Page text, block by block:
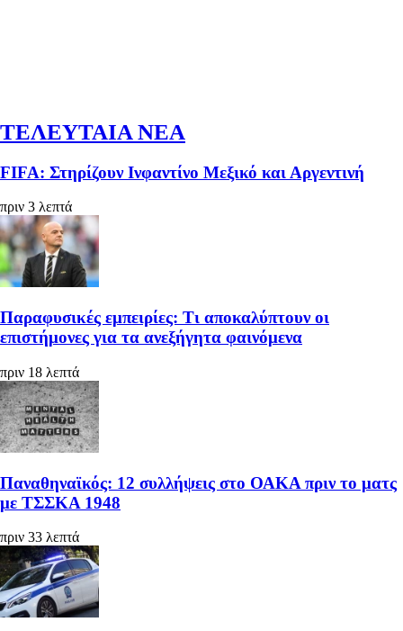
ΤΕΛΕΥΤΑΙΑ ΝΕΑ
FIFA: Στηρίζουν Ινφαντίνο Μεξικό και Αργεντινή
πριν 3 λεπτά
Παραφυσικές εμπειρίες: Τι αποκαλύπτουν οι
επιστήμονες για τα ανεξήγητα φαινόμενα
πριν 18 λεπτά
Παναθηναϊκός: 12 συλλήψεις στο ΟΑΚΑ πριν το ματς
με ΤΣΣΚΑ 1948
πριν 33 λεπτά